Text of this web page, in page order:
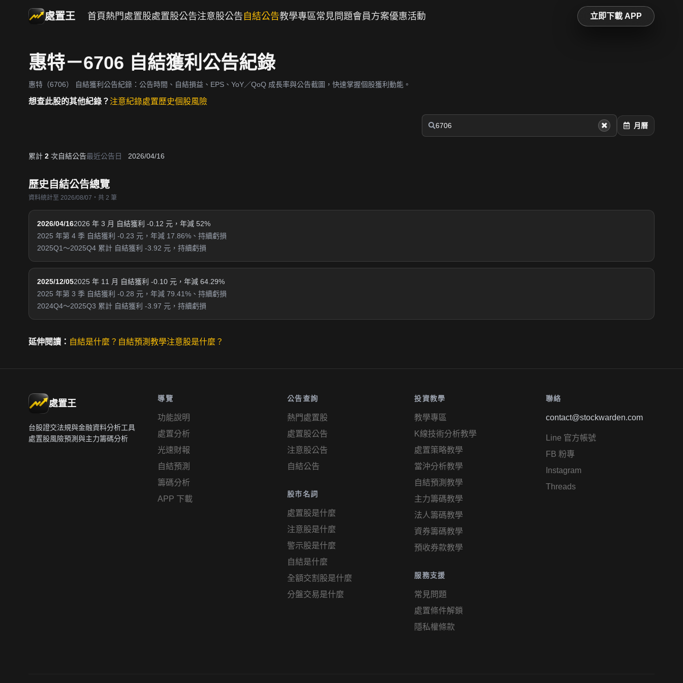
處置王 首頁 熱門處置股處置股公告注意股公告 自結公告教學專區常見問題會員方案優惠活動 立即下載 APP
惠特－6706 自結獲利公告紀錄
惠特（6706） 自結獲利公告紀錄：公告時間、自結損益、EPS、YoY／QoQ 成長率與公告截圖，快速掌握個股獲利動能。
想查此股的其他紀錄？注意紀錄處置歷史個股風險
月曆
累計 2 次自結公告最近公告日 2026/04/16
歷史自結公告總覽
資料統計至 2026/08/07・共 2 筆
2026/04/162026 年 3 月 自結獲利 -0.12 元，年減 52%
2025 年第 4 季 自結獲利 -0.23 元，年減 17.86%、持續虧損
2025Q1～2025Q4 累計 自結獲利 -3.92 元，持續虧損
2025/12/052025 年 11 月 自結獲利 -0.10 元，年減 64.29%
2025 年第 3 季 自結獲利 -0.28 元，年減 79.41%、持續虧損
2024Q4～2025Q3 累計 自結獲利 -3.97 元，持續虧損
延伸閱讀： 自結是什麼？ 自結預測教學注意股是什麼？
處置王
台股證交法規與金融資料分析工具
處置股風險預測與主力籌碼分析
導覽
功能說明
處置分析
光速財報
自結預測
籌碼分析
APP 下載
公告查詢
熱門處置股
處置股公告
注意股公告
自結公告
股市名詞
處置股是什麼
注意股是什麼
警示股是什麼
自結是什麼
全額交割股是什麼
分盤交易是什麼
投資教學
教學專區
K線技術分析教學
處置策略教學
當沖分析教學
自結預測教學
主力籌碼教學
法人籌碼教學
資券籌碼教學
預收券款教學
服務支援
常見問題
處置條件解鎖
隱私權條款
聯絡
contact@stockwarden.com
Line 官方帳號
FB 粉專
Instagram
Threads